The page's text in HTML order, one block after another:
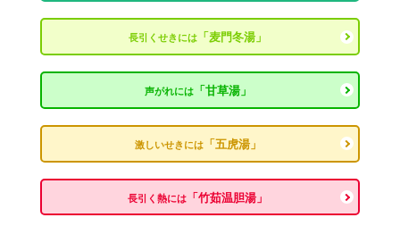
長引くせきには 「麦門冬湯」
声がれには「甘草湯」
激しいせきには「五虎湯」
長引く熱には 「竹茹温胆湯」